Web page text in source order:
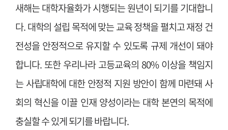
새해는 대학자율화가 시행되는 원년이 되기를 기대합니
다. 대학의 설립 목적에 맞는 교육 정책을 펼치고 재정 건
전성을 안정적으로 유지할 수 있도록 규제 개선이 돼야
합니다. 또한 우리나라 고등교육의 80% 이상을 책임지
는 사립대학에 대한 안정적 지원 방안이 함께 마련돼 사
회의 혁신을 이끌 인재 양성이라는 대학 본연의 목적에
충실할 수 있게 되기를 바랍니다.